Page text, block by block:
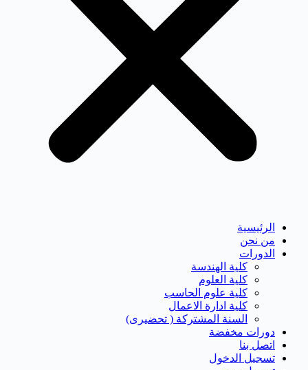
الرئيسية
من نحن
الدورات
كلية الهندسة
كلية العلوم
كلية علوم الحاسب
كلية ادارة الاعمال
السنة المشتركة ( تحضيرى)
دورات مخفضة
اتصل بنا
تسجيل الدخول